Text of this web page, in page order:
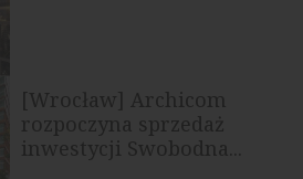
[Wrocław] Archicom
rozpoczyna sprzedaż
inwestycji Swobodna...